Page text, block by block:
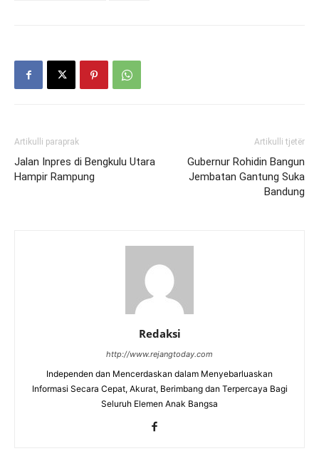
Artikulli paraprak
Jalan Inpres di Bengkulu Utara
Hampir Rampung
Artikulli tjetër
Gubernur Rohidin Bangun
Jembatan Gantung Suka
Bandung
Redaksi
http://www.rejangtoday.com
Independen dan Mencerdaskan dalam Menyebarluaskan
Informasi Secara Cepat, Akurat, Berimbang dan Terpercaya Bagi
Seluruh Elemen Anak Bangsa